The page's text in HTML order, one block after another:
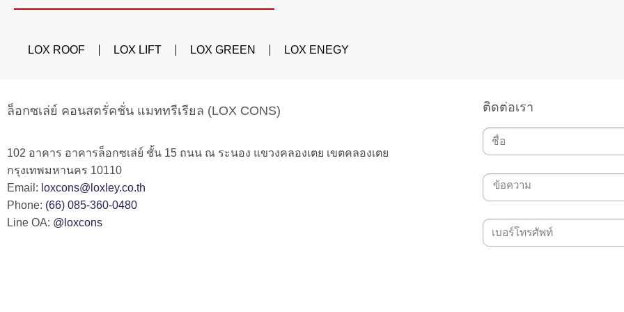
LOX ROOF LOX LIFT LOX GREEN LOX ENEGY
ล็อกซเล่ย์ คอนสตรั่คชั่น แมททรีเรียล (LOX CONS)
102 อาคาร อาคารล็อกซเล่ย์ ชั้น 15 ถนน ณ ระนอง แขวงคลองเตย เขตคลองเตย
กรุงเทพมหานคร 10110
Email: loxcons@loxley.co.th
Phone: (66) 085-360-0480
Line OA: @loxcons
ติดต่อเรา